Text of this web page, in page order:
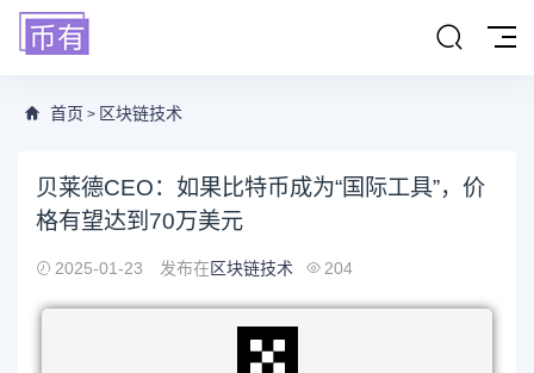
首页 > 区块链技术
贝莱德CEO：如果比特币成为“国际工具”，价
格有望达到70万美元
2025-01-23 发布在区块链技术 204